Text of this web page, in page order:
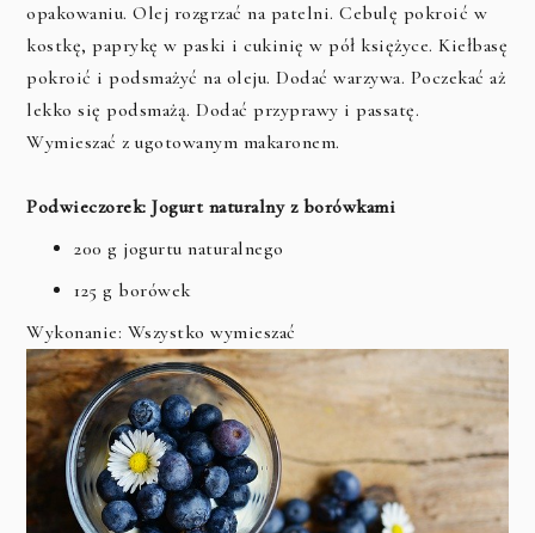
opakowaniu. Olej rozgrzać na patelni. Cebulę pokroić w
kostkę, paprykę w paski i cukinię w pół księżyce. Kiełbasę
pokroić i podsmażyć na oleju. Dodać warzywa. Poczekać aż
lekko się podsmażą. Dodać przyprawy i passatę.
Wymieszać z ugotowanym makaronem.
Podwieczorek: Jogurt naturalny z borówkami
200 g jogurtu naturalnego
125 g borówek
Wykonanie: Wszystko wymieszać